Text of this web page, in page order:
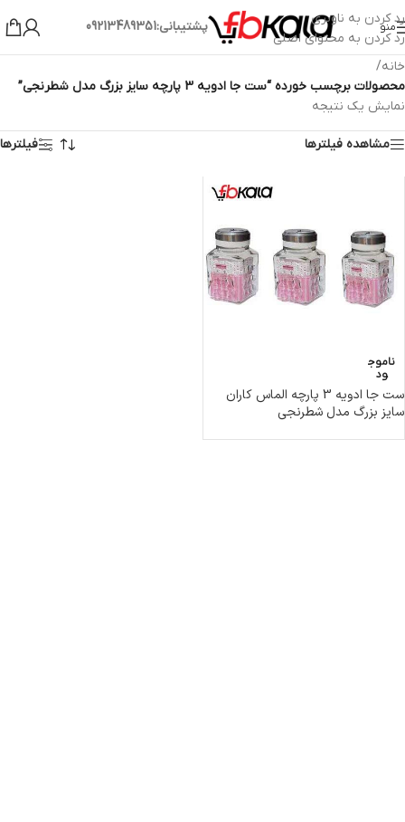
رد کردن به ناوبری
رد کردن به محتوای اصلی
منو پشتیبانی:09213489351
خانه/
محصولات برچسب خورده “ست جا ادویه 3 پارچه سایز بزرگ مدل شطرنجی”
نمایش یک نتیجه
مشاهده فیلترها فیلترها
ناموج
ود
ست جا ادویه 3 پارچه الماس کاران
سایز بزرگ مدل شطرنجی